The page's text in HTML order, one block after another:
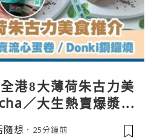
全港8大薄荷朱古力美
／大生熱賣爆漿蛋
想 25分鐘前